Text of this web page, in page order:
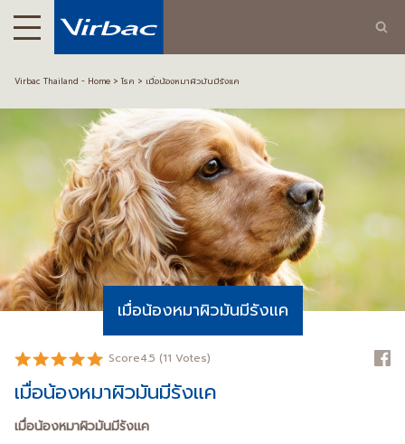
Virbac Thailand - Home โรค เมื่อน้องหมาผิวมันมีรังแค
เมื่อน้องหมาผิวมันมีรังแค
Score4.5 (11 Votes)
เมื่อน้องหมาผิวมันมีรังแค
เมื่อน้องหมาผิวมันมีรังแค